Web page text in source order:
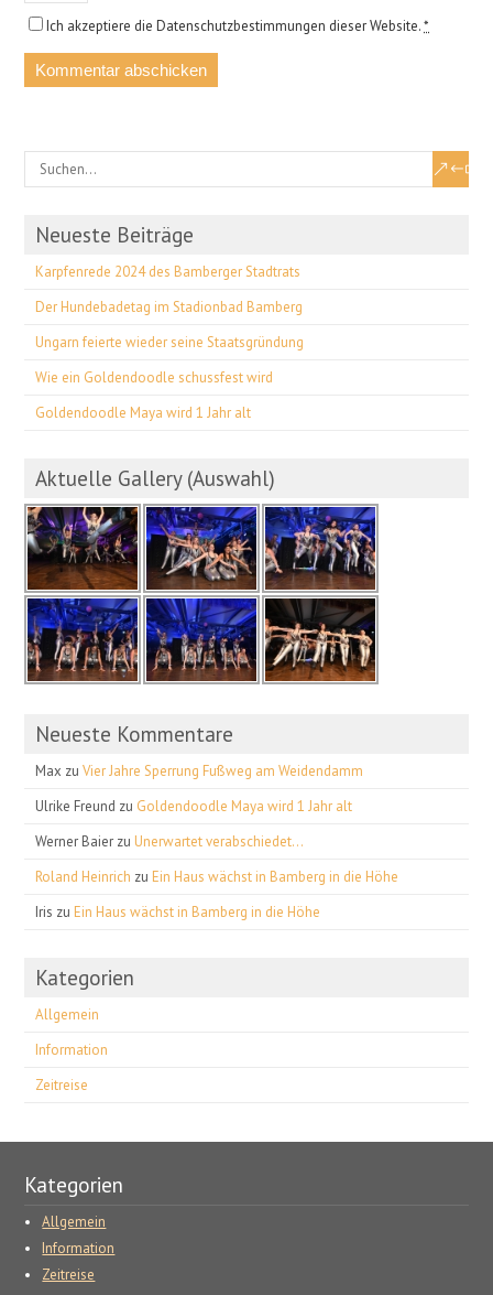
Ich akzeptiere die Datenschutzbestimmungen dieser Website.*
Neueste Beiträge
Karpfenrede 2024 des Bamberger Stadtrats
Der Hundebadetag im Stadionbad Bamberg
Ungarn feierte wieder seine Staatsgründung
Wie ein Goldendoodle schussfest wird
Goldendoodle Maya wird 1 Jahr alt
Aktuelle Gallery (Auswahl)
Neueste Kommentare
Max zuVier Jahre Sperrung Fußweg am Weidendamm
Ulrike Freund zu Goldendoodle Maya wird 1 Jahr alt
Werner Baier zu Unerwartet verabschiedet…
Roland Heinrich zu Ein Haus wächst in Bamberg in die Höhe
Iris zu Ein Haus wächst in Bamberg in die Höhe
Kategorien
Allgemein
Information
Zeitreise
Kategorien
Allgemein
Information
Zeitreise